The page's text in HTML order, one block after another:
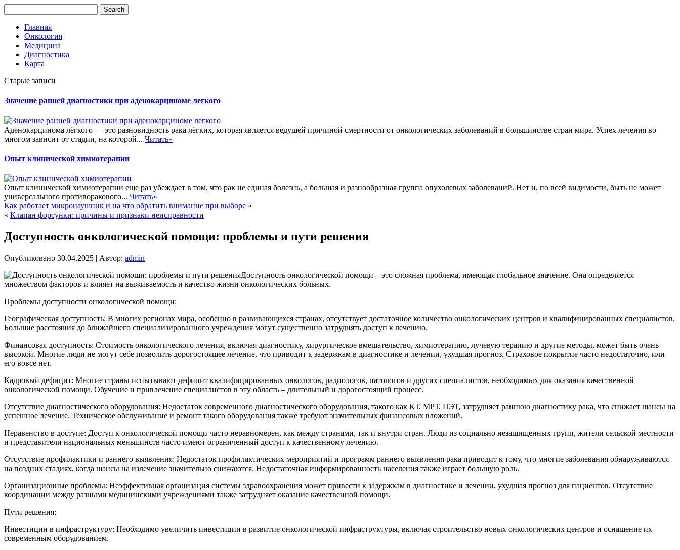
Главная
Онкология
Медицина
Диагностика
Карта
Старые записи
Значение ранней диагностики при аденокарциноме легкого
Аденокарцинома лёгкого — это разновидность рака лёгких, которая является ведущей причиной смертности от онкологических заболеваний в большинстве стран мира. Успех лечения во
многом зависит от стадии, на которой... Читать»
Опыт клинической химиотерапии
Опыт клинической химиотерапии еще раз убеждает в том, что рак не единая болезнь, а большая и разнообразная группа опухолевых заболеваний. Нет и, по всей видимости, быть не может
универсального противоракового... Читать»
Как работает микронаушник и на что обратить внимание при выборе »
« Клапан форсунки: причины и признаки неисправности
Доступность онкологической помощи: проблемы и пути решения
Опубликовано 30.04.2025 | Автор: admin
Доступность онкологической помощи – это сложная проблема, имеющая глобальное значение. Она определяется
множеством факторов и влияет на выживаемость и качество жизни онкологических больных.
Проблемы доступности онкологической помощи:
Географическая доступность: В многих регионах мира, особенно в развивающихся странах, отсутствует достаточное количество онкологических центров и квалифицированных специалистов.
Большие расстояния до ближайшего специализированного учреждения могут существенно затруднять доступ к лечению.
Финансовая доступность: Стоимость онкологического лечения, включая диагностику, хирургическое вмешательство, химиотерапию, лучевую терапию и другие методы, может быть очень
высокой. Многие люди не могут себе позволить дорогостоящее лечение, что приводит к задержкам в диагностике и лечении, ухудшая прогноз. Страховое покрытие часто недостаточно, или
его вовсе нет.
Кадровый дефицит: Многие страны испытывают дефицит квалифицированных онкологов, радиологов, патологов и других специалистов, необходимых для оказания качественной
онкологической помощи. Обучение и привлечение специалистов в эту область – длительный и дорогостоящий процесс.
Отсутствие диагностического оборудования: Недостаток современного диагностического оборудования, такого как КТ, МРТ, ПЭТ, затрудняет раннюю диагностику рака, что снижает шансы на
успешное лечение. Техническое обслуживание и ремонт такого оборудования также требуют значительных финансовых вложений.
Неравенство в доступе: Доступ к онкологической помощи часто неравномерен, как между странами, так и внутри стран. Люди из социально незащищенных групп, жители сельской местности
и представители национальных меньшинств часто имеют ограниченный доступ к качественному лечению.
Отсутствие профилактики и раннего выявления: Недостаток профилактических мероприятий и программ раннего выявления рака приводит к тому, что многие заболевания обнаруживаются
на поздних стадиях, когда шансы на излечение значительно снижаются. Недостаточная информированность населения также играет большую роль.
Организационные проблемы: Неэффективная организация системы здравоохранения может привести к задержкам в диагностике и лечении, ухудшая прогноз для пациентов. Отсутствие
координации между разными медицинскими учреждениями также затрудняет оказание качественной помощи.
Пути решения:
Инвестиции в инфраструктуру: Необходимо увеличить инвестиции в развитие онкологической инфраструктуры, включая строительство новых онкологических центров и оснащение их
современным оборудованием.